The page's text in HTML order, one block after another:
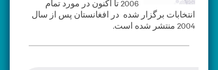
2006 تا اکنون در مورد تمام
انتخابات برگزار شده در افغانستان پس از سال
2004 منتشر شده است.